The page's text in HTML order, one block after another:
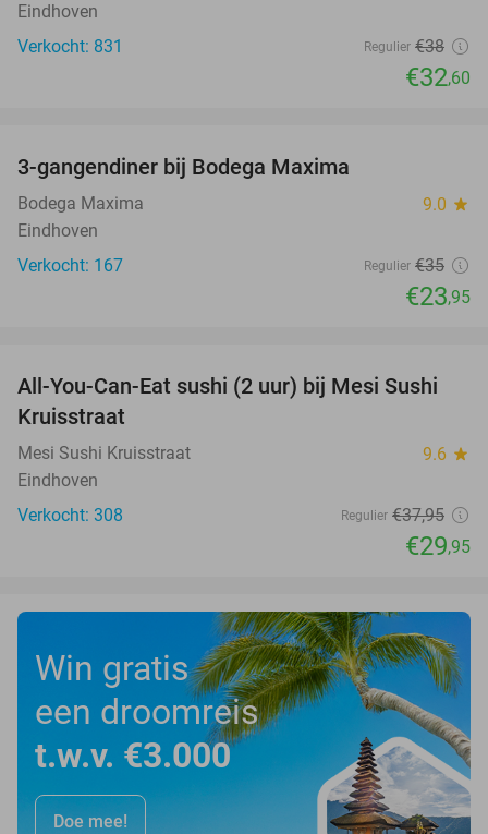
Eindhoven
Verkocht: 831
Regulier €38
€32,60
3-gangendiner bij Bodega Maxima
Bodega Maxima 9.0 star
Eindhoven
Verkocht: 167
Regulier €35
€23,95
21%
All-You-Can-Eat sushi (2 uur) bij Mesi Sushi
Kruisstraat
Mesi Sushi Kruisstraat 9.6 star
Eindhoven
Verkocht: 308
Regulier €37,95
€29,95
Win gratis
een droomreis
t.w.v. €3.000
Doe mee!